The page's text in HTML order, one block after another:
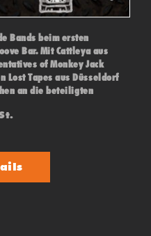
Bands beim ersten
Bar. Mit Cattleya aus
of Monkey Jack
Lost Tapes aus Düsseldorf
an die beteiligten